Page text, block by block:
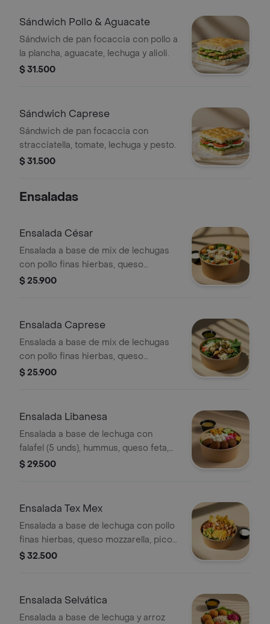
Sándwich Pollo & Aguacate
Sándwich de pan focaccia con pollo a
la plancha, aguacate, lechuga y alioli.
$ 31.500
Sándwich Caprese
Sándwich de pan focaccia con
stracciatella, tomate, lechuga y pesto.
$ 31.500
Ensaladas
Ensalada César
Ensalada a base de mix de lechugas
con pollo finas hierbas, queso
parmesano, tomate, crutones y
un sándwich/wrap.
$ 25.900
Ensalada Caprese
Ensalada a base de mix de lechugas
con pollo finas hierbas, queso
mozzarella, tomate, pesto y vinagreta
sándwich/wrap.
$ 25.900
Ensalada Libanesa
Ensalada a base de lechuga con
falafel (5 unds), hummus, queso feta,
tomate cherry, pepino, crutones,
la acompañes con un sándwich/wrap.
$ 29.500
Ensalada Tex Mex
Ensalada a base de lechuga con pollo
finas hierbas, queso mozzarella, pico
de gallo, aguacate, totopos triturados
un sándwich/wrap.
$ 32.500
Ensalada Selvática
Ensalada a base de lechuga y arroz